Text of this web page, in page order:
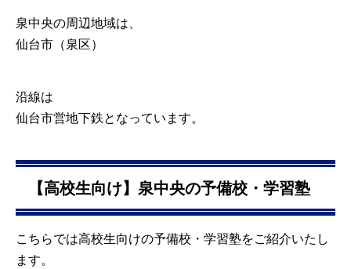
泉中央の周辺地域は、
仙台市（泉区）
沿線は
仙台市営地下鉄となっています。
【高校生向け】泉中央の予備校・学習塾
こちらでは高校生向けの予備校・学習塾をご紹介いたし
ます。